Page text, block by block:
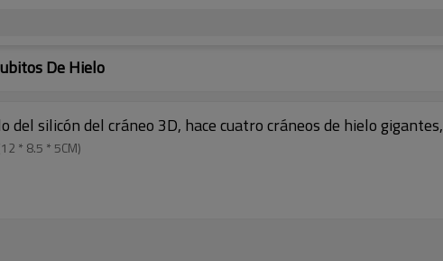
De Hielo
del silicón del cráneo 3D, hace cuatro cráneos de hielo
* 8.5 * 5CM)